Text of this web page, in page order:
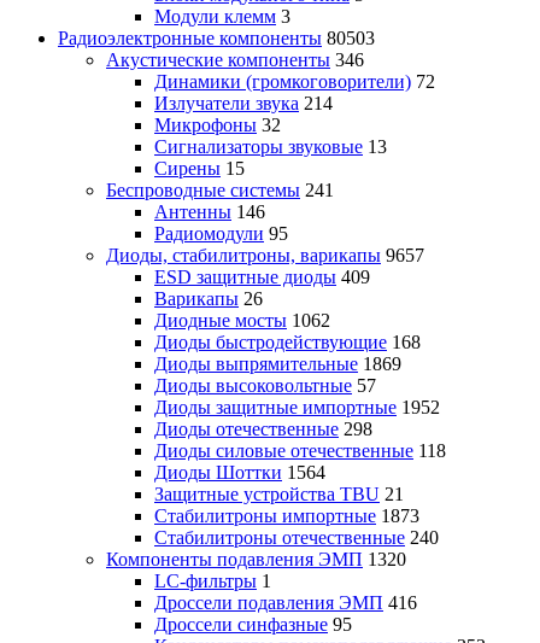
Модули клемм 3
Радиоэлектронные компоненты 80503
Акустические компоненты 346
Динамики (громкоговорители) 72
Излучатели звука 214
Микрофоны 32
Сигнализаторы звуковые 13
Сирены 15
Беспроводные системы 241
Антенны 146
Радиомодули 95
Диоды, стабилитроны, варикапы 9657
ESD защитные диоды 409
Варикапы 26
Диодные мосты 1062
Диоды быстродействующие 168
Диоды выпрямительные 1869
Диоды высоковольтные 57
Диоды защитные импортные 1952
Диоды отечественные 298
Диоды силовые отечественные 118
Диоды Шоттки 1564
Защитные устройства TBU 21
Стабилитроны импортные 1873
Стабилитроны отечественные 240
Компоненты подавления ЭМП 1320
LC-фильтры 1
Дроссели подавления ЭМП 416
Дроссели синфазные 95